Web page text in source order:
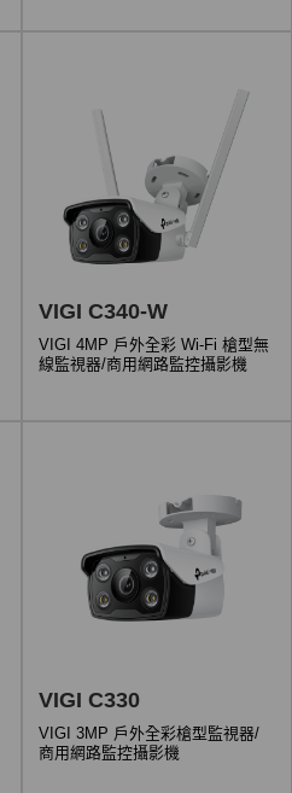
VIGI C340-W
VIGI 4MP 戶外全彩 Wi-Fi 槍型無
線監視器/商用網路監控攝影機
VIGI C330
VIGI 3MP 戶外全彩槍型監視器/
商用網路監控攝影機